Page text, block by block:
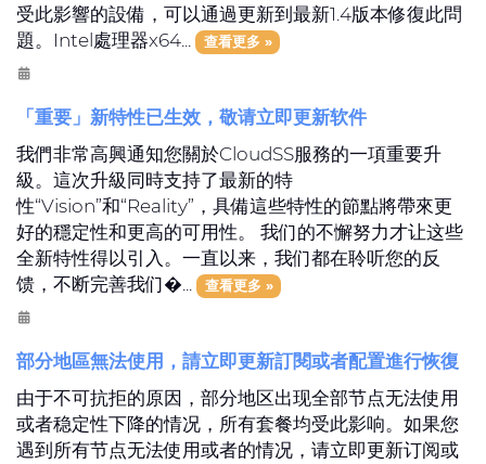
受此影響的設備，可以通過更新到最新1.4版本修復此問
題。Intel處理器x64...
查看更多 »
「重要」新特性已生效，敬请立即更新软件
我們非常高興通知您關於CloudSS服務的一項重要升
級。這次升級同時支持了最新的特
性“Vision”和“Reality”，具備這些特性的節點將帶來更
好的穩定性和更高的可用性。 我们的不懈努力才让这些
全新特性得以引入。一直以来，我们都在聆听您的反
馈，不断完善我们�...
查看更多 »
部分地區無法使用，請立即更新訂閱或者配置進行恢復
由于不可抗拒的原因，部分地区出现全部节点无法使用
或者稳定性下降的情况，所有套餐均受此影响。如果您
遇到所有节点无法使用或者的情况，请立即更新订阅或